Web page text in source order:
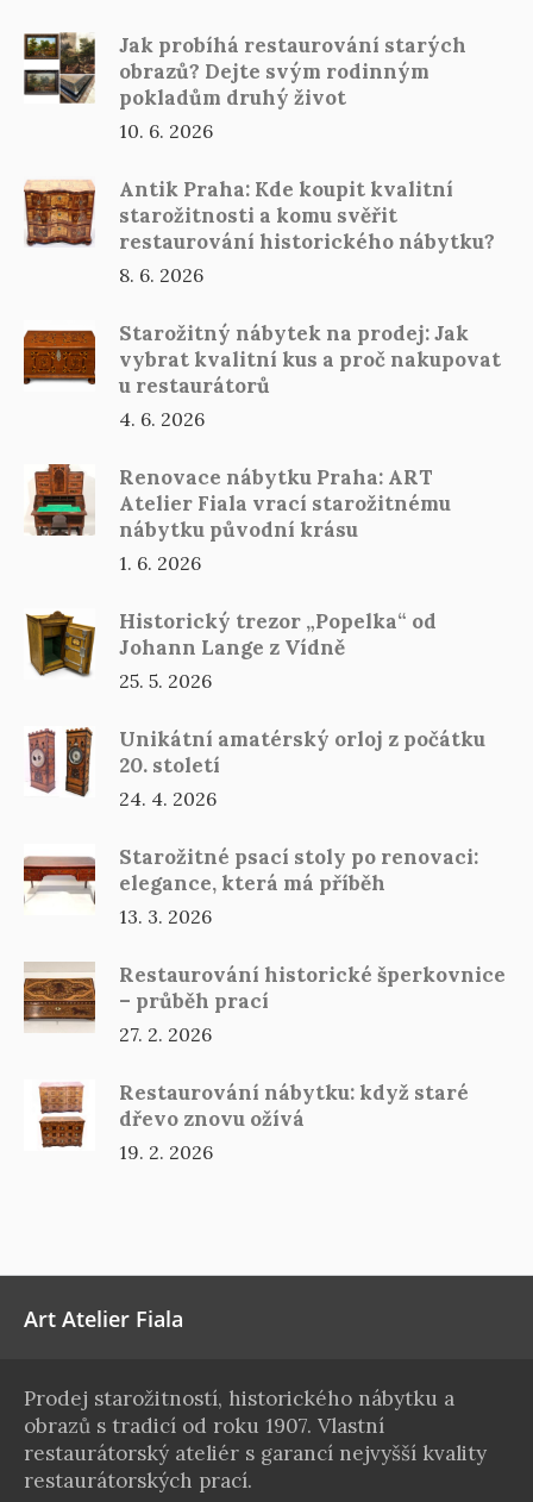
Jak probíhá restaurování starých
obrazů? Dejte svým rodinným
pokladům druhý život
10. 6. 2026
Antik Praha: Kde koupit kvalitní
starožitnosti a komu svěřit
restaurování historického nábytku?
8. 6. 2026
Starožitný nábytek na prodej: Jak
vybrat kvalitní kus a proč nakupovat
u restaurátorů
4. 6. 2026
Renovace nábytku Praha: ART
Atelier Fiala vrací starožitnému
nábytku původní krásu
1. 6. 2026
Historický trezor „Popelka“ od
Johann Lange z Vídně
25. 5. 2026
Unikátní amatérský orloj z počátku
20. století
24. 4. 2026
Starožitné psací stoly po renovaci:
elegance, která má příběh
13. 3. 2026
Restaurování historické šperkovnice
– průběh prací
27. 2. 2026
Restaurování nábytku: když staré
dřevo znovu ožívá
19. 2. 2026
Art Atelier Fiala
Prodej starožitností, historického nábytku a
obrazů s tradicí od roku 1907. Vlastní
restaurátorský ateliér s garancí nejvyšší kvality
restaurátorských prací.